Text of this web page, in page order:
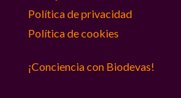
Política de privacidad
Política de cookies
¡Conciencia con Biodevas!